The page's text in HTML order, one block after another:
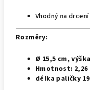
Vhodný na
Rozměry:
Ø 15,5 cm,
Hmotnost: 2,26
délka paličky